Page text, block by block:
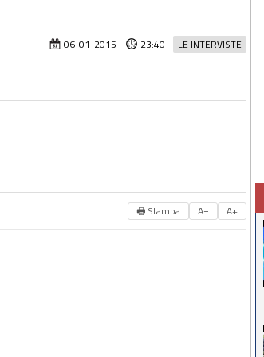
LE INTERVISTE
06-01-2015 23:40
🖶 Stampa A− A+